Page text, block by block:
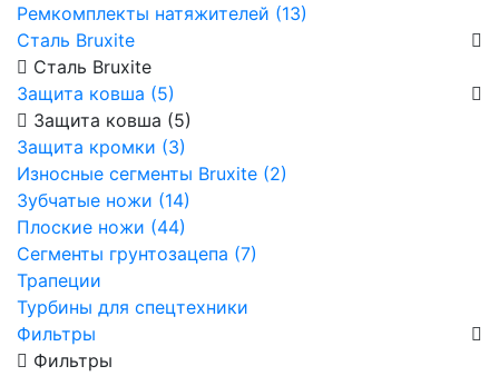
Ремкомплекты натяжителей (13)
Сталь Bruxite
Сталь Bruxite
Защита ковша (5)
Защита ковша (5)
Защита кромки (3)
Износные сегменты Bruxite (2)
Зубчатые ножи (14)
Плоские ножи (44)
Сегменты грунтозацепа (7)
Трапеции
Турбины для спецтехники
Фильтры
Фильтры